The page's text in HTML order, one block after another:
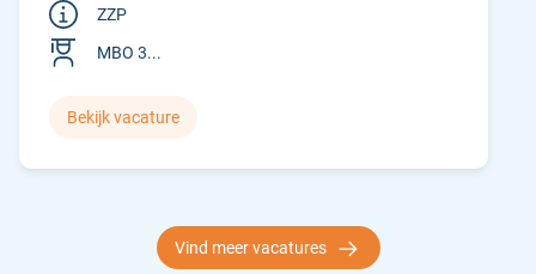
ZZP
MBO 3...
Bekijk vacature
Vind meer vacatures